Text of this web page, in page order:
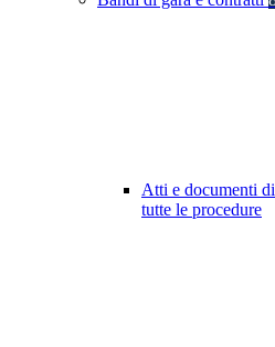
Atti e documenti
tutte le procedure